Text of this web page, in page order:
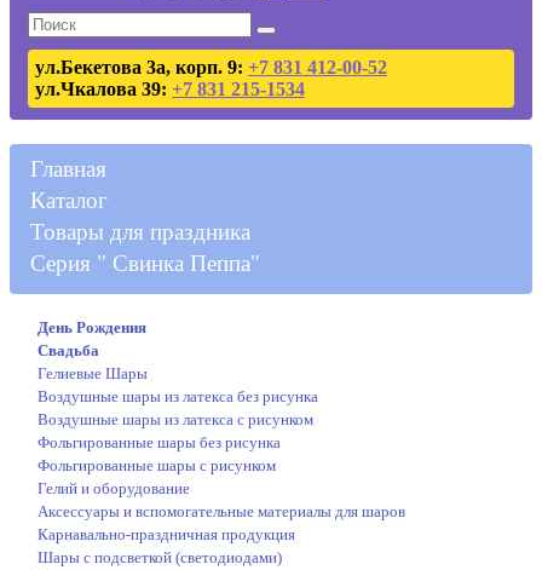
ул.Бекетова 3а, корп. 9: +7 831 412-00-52
ул.Чкалова 39: +7 831 215-1534
Главная
Каталог
Товары для праздника
Серия " Свинка Пеппа"
День Рождения
Свадьба
Гелиевые Шары
Воздушные шары из латекса без рисунка
Воздушные шары из латекса с рисунком
Фольгированные шары без рисунка
Фольгированные шары с рисунком
Гелий и оборудование
Аксессуары и вспомогательные материалы для шаров
Карнавально-праздничная продукция
Шары с подсветкой (светодиодами)